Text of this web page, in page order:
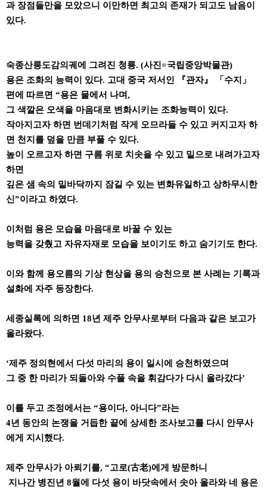
과 장점들만을 모았으니 이만하면 최고의 존재가 되고도 남음이
있다.
숙종산릉도감의궤에 그려진 청룡. (사진=국립중앙박물관)
용은 조화의 능력이 있다. 고대 중국 저서인 『관자』 「수지」
편에 따르면 “용은 물에서 나며,
그 색깔은 오색을 마음대로 변화시키는 조화능력이 있다.
작아지고자 하면 번데기처럼 작게 오므라들 수 있고 커지고자 하
면 천지를 덮을 만큼 부풀 수 있다.
높이 오르고자 하면 구름 위로 치솟을 수 있고 밑으로 내려가고자
하면
깊은 샘 속의 밑바닥까지 잠길 수 있는 변화유일하고 상하무시한
신”이라고 하였다.
이처럼 용은 모습을 마음대로 바꿀 수 있는
능력을 갖췄고 자유자재로 모습을 보이기도 하고 숨기기도 한다.
이와 함께 용오름의 기상 현상을 용의 승천으로 본 사례는 기록과
설화에 자주 등장한다.
세종실록에 의하면 18년 제주 안무사로부터 다음과 같은 보고가
올라왔다.
‘제주 정의현에서 다섯 마리의 용이 일시에 승천하였으며
그 중 한 마리가 되돌아와 수풀 속을 휘감다가 다시 올라갔다’
이를 두고 조정에서는 “용이다, 아니다”라는
4년 동안의 논쟁을 거듭한 끝에 상세한 조사보고를 다시 안무사
에게 지시했다.
제주 안무사가 아뢰기를, “고로(古老)에게 방문하니
지나간 병진년 8월에 다섯 용이 바닷속에서 솟아 올라와 네 용은